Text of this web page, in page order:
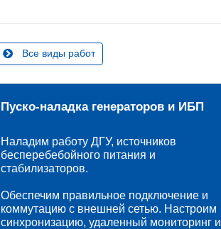
Все виды работ
Пуско-наладка генераторов и ИБП
Наладим работу ДГУ, источников
бесперебебойного питания и
стабилизаторов.
Обеспечим правильное подключение и
коммутацию с внешней сетью. Настроим
синхронизацию, удаленный мониторинг и